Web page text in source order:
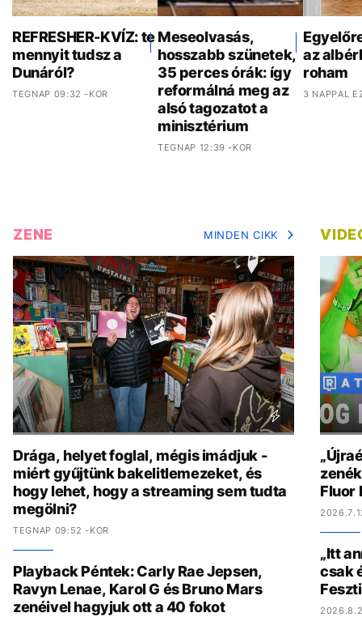
REFRESHER-KVÍZ: te
mennyit tudsz a
Dunáról?
TEGNAP 09:32 -KOR
Meseolvasás,
hosszabb szünetek,
35 perces órák: így
reformálná meg az
alsó tagozatot a
minisztérium
TEGNAP 12:39 -KOR
az
roham
3 NAPPAL
ZENE MINDEN CIKK
Drága, helyet foglal, mégis imádjuk -
miért gyűjtünk bakelitlemezeket, és
hogy lehet, hogy a streaming sem tudta
megölni?
TEGNAP 09:52 -KOR
Playback Péntek: Carly Rae Jepsen,
Ravyn Lenae, Karol G és Bruno Mars
zenéivel hagyjuk ott a 40 fokot
Fluor
„Itt
csak